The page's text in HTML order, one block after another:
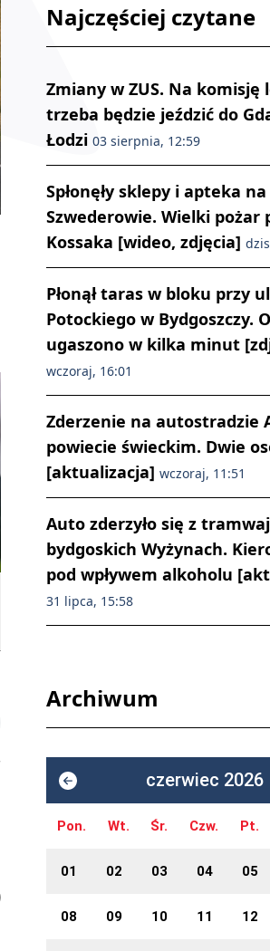
Najczęściej czytane
Zmiany w ZUS. Na komisję
trzeba będzie jeździć do
Łodzi 03 sierpnia, 12:59
Spłonęły sklepy i apteka
Szwederowie. Wielki pożar
Kossaka [wideo, zdjęcia]
Płonął taras w bloku przy
Potockiego w Bydgoszczy.
ugaszono w kilka minut
wczoraj, 16:01
Zderzenie na autostradzie
powiecie świeckim. Dwie
[aktualizacja] wczoraj, 11:51
Auto zderzyło się z
bydgoskich Wyżynach.
pod wpływem alkoholu
31 lipca, 15:58
Archiwum
czerwiec 2026
Pon. Wt. Śr. Czw. Pt.
01 02 03 04 05
08 09 10 11 12